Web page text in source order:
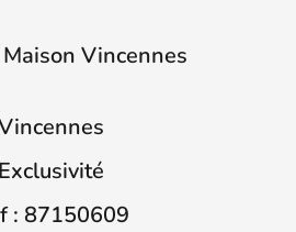
Vincennes
Exclusivité
: 87150609